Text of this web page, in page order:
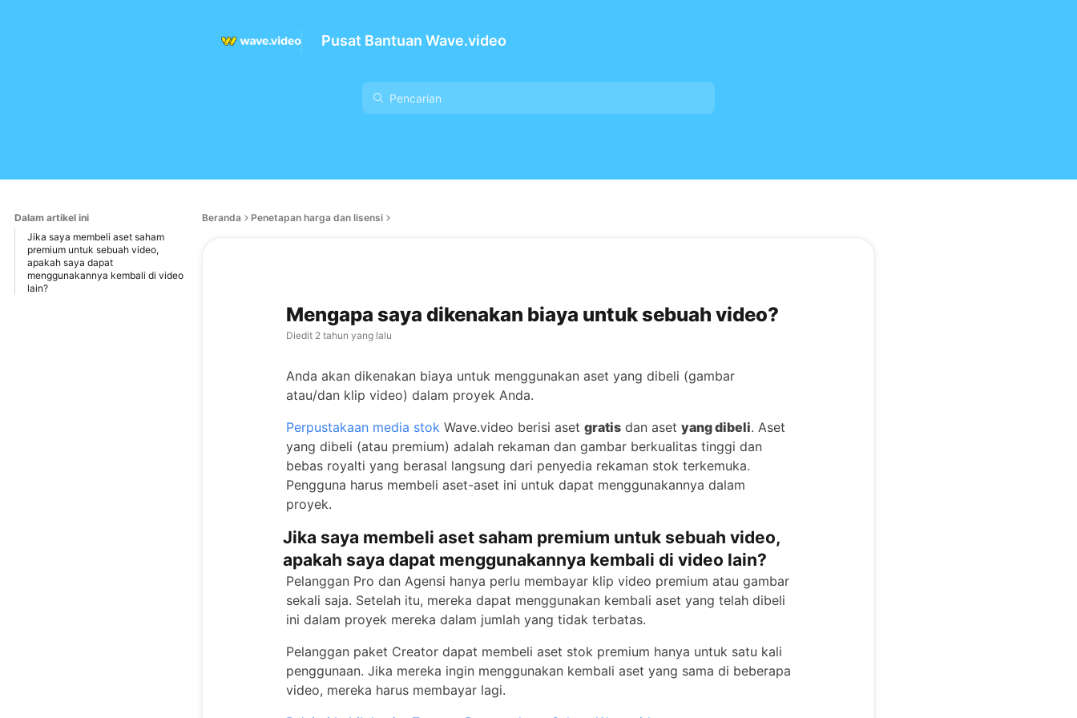
Pusat Bantuan Wave.video
Dalam artikel ini
Jika saya membeli aset saham
premium untuk sebuah video,
apakah saya dapat
menggunakannya kembali di video
lain?
Beranda Penetapan harga dan lisensi
Mengapa saya dikenakan biaya untuk sebuah video?
Diedit 2 tahun yang lalu
Anda akan dikenakan biaya untuk menggunakan aset yang dibeli (gambar
atau/dan klip video) dalam proyek Anda.
Perpustakaan media stok Wave.video berisi aset gratis dan aset yang dibeli. Aset
yang dibeli (atau premium) adalah rekaman dan gambar berkualitas tinggi dan
bebas royalti yang berasal langsung dari penyedia rekaman stok terkemuka.
Pengguna harus membeli aset-aset ini untuk dapat menggunakannya dalam
proyek.
Jika saya membeli aset saham premium untuk sebuah video,
apakah saya dapat menggunakannya kembali di video lain?
Pelanggan Pro dan Agensi hanya perlu membayar klip video premium atau gambar
sekali saja. Setelah itu, mereka dapat menggunakan kembali aset yang telah dibeli
ini dalam proyek mereka dalam jumlah yang tidak terbatas.
Pelanggan paket Creator dapat membeli aset stok premium hanya untuk satu kali
penggunaan. Jika mereka ingin menggunakan kembali aset yang sama di beberapa
video, mereka harus membayar lagi.